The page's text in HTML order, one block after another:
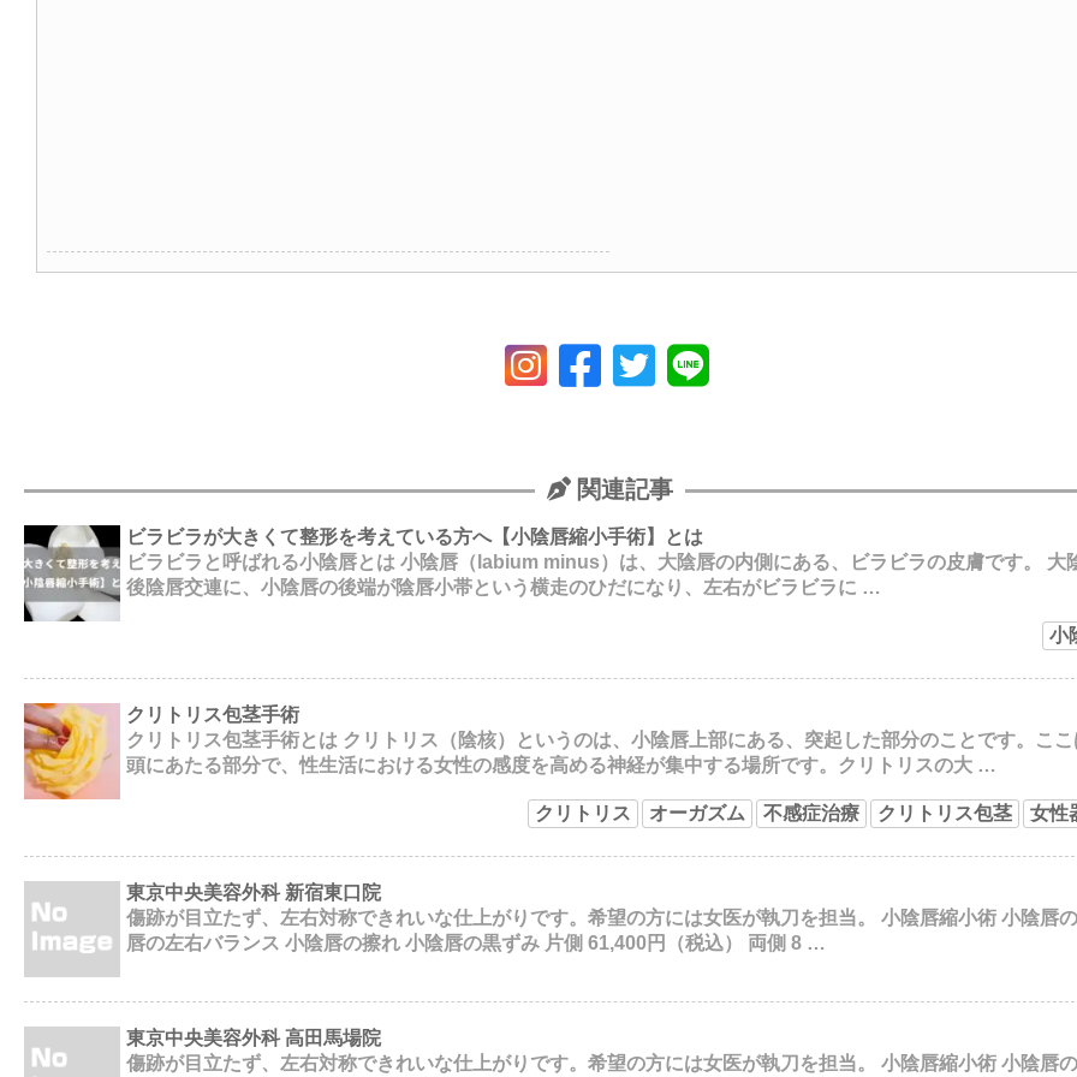
関連記事
ビラビラが大きくて整形を考えている方へ【小陰唇縮小手術】とは
ビラビラと呼ばれる小陰唇とは 小陰唇（labium minus）は、大陰唇の内側にある、ビラビラの皮膚です。 大
後陰唇交連に、小陰唇の後端が陰唇小帯という横走のひだになり、左右がビラビラに …
小
クリトリス包茎手術
クリトリス包茎手術とは クリトリス（陰核）というのは、小陰唇上部にある、突起した部分のことです。こ
頭にあたる部分で、性生活における女性の感度を高める神経が集中する場所です。クリトリスの大 …
クリトリス オーガズム 不感症治療 クリトリス包茎 女性
東京中央美容外科 新宿東口院
傷跡が目立たず、左右対称できれいな仕上がりです。希望の方には女医が執刀を担当。 小陰唇縮小術 小陰唇
唇の左右バランス 小陰唇の擦れ 小陰唇の黒ずみ 片側 61,400円（税込） 両側 8 …
東京中央美容外科 高田馬場院
傷跡が目立たず、左右対称できれいな仕上がりです。希望の方には女医が執刀を担当。 小陰唇縮小術 小陰唇